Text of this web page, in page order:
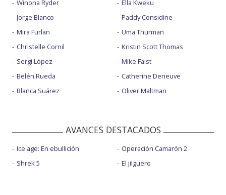
Winona Ryder
Jorge Blanco
Mira Furlan
Christelle Cornil
Sergi López
Belén Rueda
Blanca Suárez
Ella Kweku
Paddy Considine
Uma Thurman
Kristin Scott Thomas
Mike Faist
Catherine Deneuve
Oliver Maltman
AVANCES DESTACADOS
Ice age: En ebullición
Shrek 5
Operación Camarón 2
El jilguero